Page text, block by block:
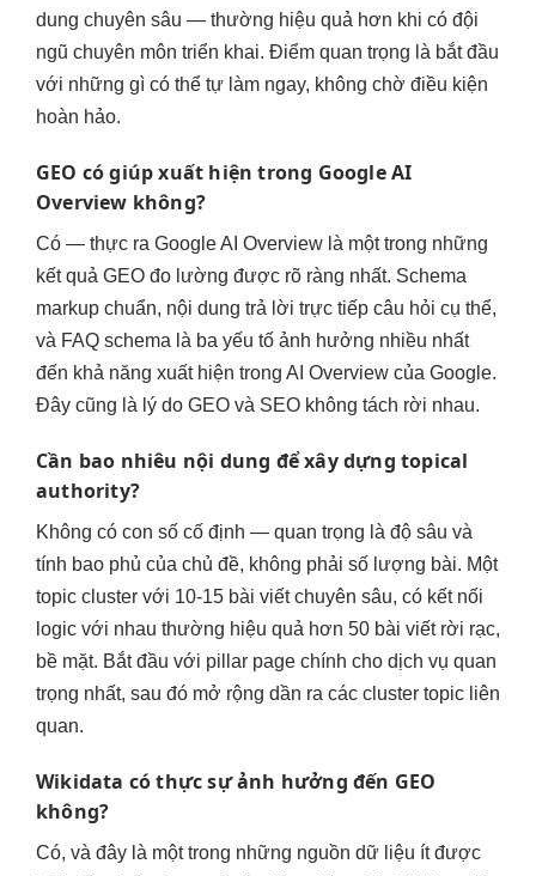
dung chuyên sâu — thường hiệu quả hơn khi có đội
ngũ chuyên môn triển khai. Điểm quan trọng là bắt đầu
với những gì có thể tự làm ngay, không chờ điều kiện
hoàn hảo.
GEO có giúp xuất hiện trong Google AI
Overview không?
Có — thực ra Google AI Overview là một trong những
kết quả GEO đo lường được rõ ràng nhất. Schema
markup chuẩn, nội dung trả lời trực tiếp câu hỏi cụ thể,
và FAQ schema là ba yếu tố ảnh hưởng nhiều nhất
đến khả năng xuất hiện trong AI Overview của Google.
Đây cũng là lý do GEO và SEO không tách rời nhau.
Cần bao nhiêu nội dung để xây dựng topical
authority?
Không có con số cố định — quan trọng là độ sâu và
tính bao phủ của chủ đề, không phải số lượng bài. Một
topic cluster với 10-15 bài viết chuyên sâu, có kết nối
logic với nhau thường hiệu quả hơn 50 bài viết rời rạc,
bề mặt. Bắt đầu với pillar page chính cho dịch vụ quan
trọng nhất, sau đó mở rộng dần ra các cluster topic liên
quan.
Wikidata có thực sự ảnh hưởng đến GEO
không?
Có, và đây là một trong những nguồn dữ liệu ít được